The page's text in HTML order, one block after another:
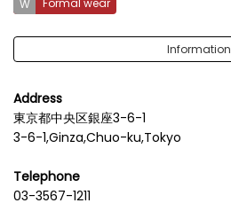
Formal wear
Information
Address
東京都中央区銀座3-6-1
3-6-1,Ginza,Chuo-ku,Tokyo
Telephone
03-3567-1211